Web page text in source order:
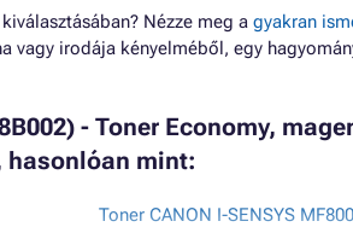
Nézze meg a gyakran
vagy irodája kényelméből, egy
- Toner Economy,
hasonlóan mint:
Toner CANON I-SENSYS